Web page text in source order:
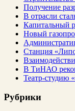
Получение
В отрасли
Капитальный
Новый
Станция
В ТиНАО
Театр-студию
Рубрики